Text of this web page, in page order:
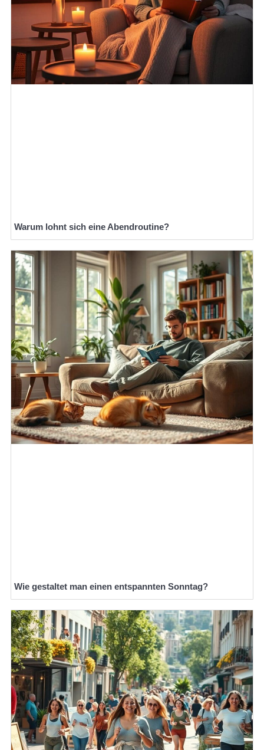
Warum lohnt sich eine Abendroutine?
Wie gestaltet man einen entspannten Sonntag?